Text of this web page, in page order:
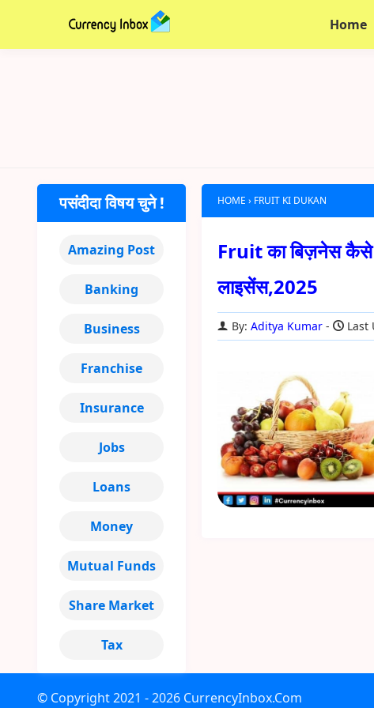
Home
HOME › FRUIT KI DUKAN
Fruit का बिज़नेस
लाइसेंस,2025
By:Aditya Kumar Last
पसंदीदा विषय चुने !
Amazing Post
Banking
Business
Franchise
Insurance
Jobs
Loans
Money
Mutual Funds
Share Market
Tax
© Copyright2021 - 2026 CurrencyInbox.Com